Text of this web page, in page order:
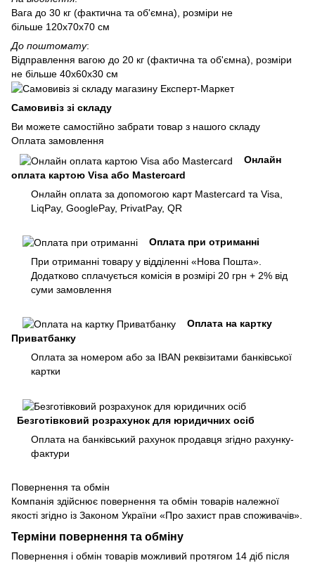
Вага до 30 кг (фактична та об'ємна), розміри не
більше 120х70х70 см
До поштомату:
Відправлення вагою до 20 кг (фактична та об'ємна), розміри
не більше 40х60х30 см
Самовивіз зі складу
Ви можете самостійно забрати товар з нашого складу
Оплата замовлення
Онлайн
оплата картою Visa або Mastercard
Онлайн оплата за допомогою карт Mastercard та Visa,
LiqPay, GooglePay, PrivatPay, QR
Оплата при отриманні
При отриманні товару у відділенні «Нова Пошта».
Додатково сплачується комісія в розмірі 20 грн + 2% від
суми замовлення
Оплата на картку
Приватбанку
Оплата за номером або за IBAN реквізитами банківської
картки
Безготівковий розрахунок для юридичних осіб
Оплата на банківський рахунок продавця згідно рахунку-
фактури
Повернення та обмін
Компанія здійснює повернення та обмін товарів належної
якості згідно із Законом України «Про захист прав споживачів».
Терміни повернення та обміну
Повернення і обмін товарів можливий протягом 14 діб після